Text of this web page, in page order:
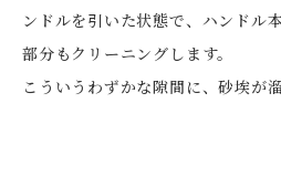
ンドルを引いた状態で、ハンドル
部分もクリーニングします。
こういうわずかな隙間に、砂埃が